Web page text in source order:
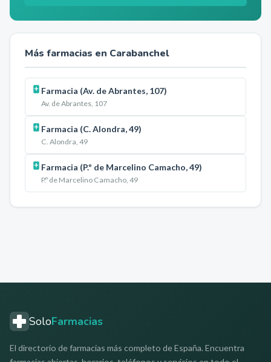
Más farmacias en Carabanchel
Farmacia (Av. de Abrantes, 107)
Av. de Abrantes, 107
Farmacia (C. Alondra, 49)
C. Alondra, 49
Farmacia (P.º de Marcelino Camacho, 49)
P.º de Marcelino Camacho, 49
SoloFarmacias
El directorio de farmacias más completo de España. Encuentra